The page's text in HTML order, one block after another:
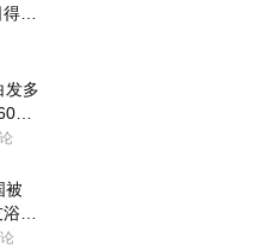
得
发多
被
室